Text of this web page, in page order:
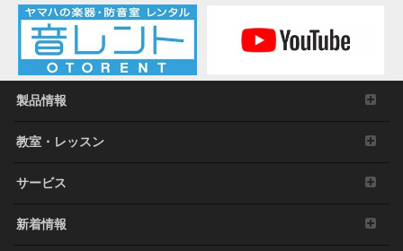
製品情報
教室・レッスン
サービス
新着情報